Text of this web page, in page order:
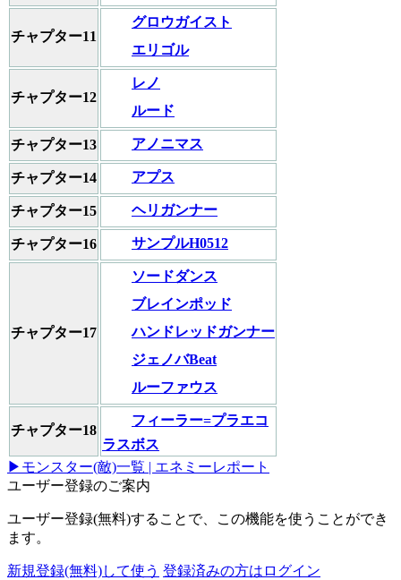
チャプター11
グロウガイスト
エリゴル
チャプター12
レノ
ルード
チャプター13 アノニマス
チャプター14 アプス
チャプター15 ヘリガンナー
チャプター16 サンプルH0512
チャプター17
ソードダンス
ブレインポッド
ハンドレッドガンナー
ジェノバBeat
ルーファウス
チャプター18
フィーラー=プラエコ
ラスボス
▶モンスター(敵)一覧 | エネミーレポート
ユーザー登録のご案内
ユーザー登録(無料)することで、この機能を使うことができ
ます。
新規登録(無料)して使う 登録済みの方はログイン